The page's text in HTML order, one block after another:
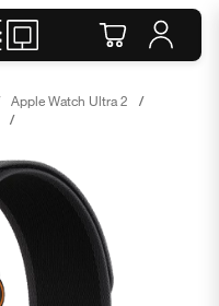
Apple Watch Ultra 2